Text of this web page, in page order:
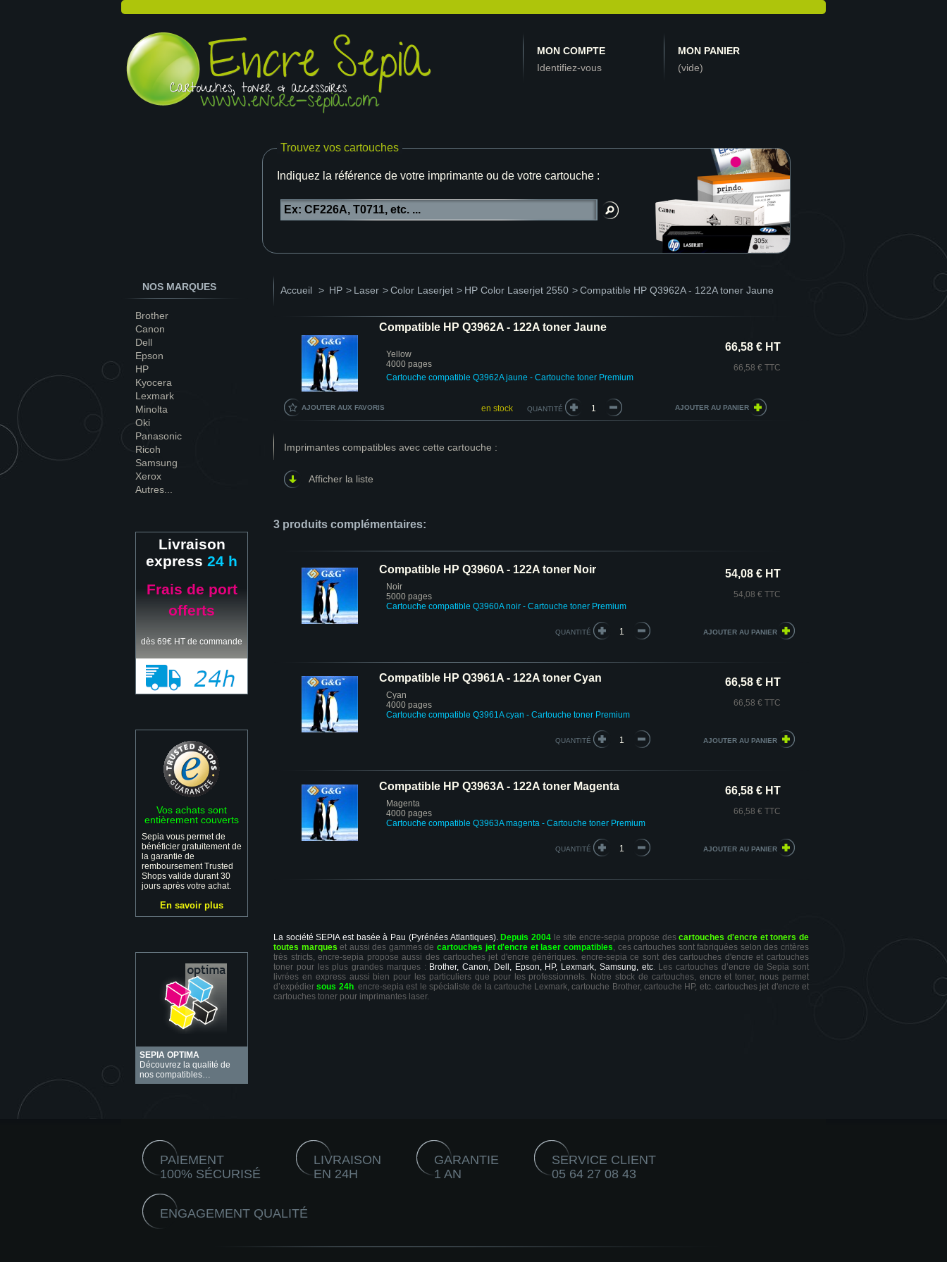
MON COMPTE
Identifiez-vous
MON PANIER
(vide)
Trouvez vos cartouches
Indiquez la référence de votre imprimante ou de votre cartouche :
NOS MARQUES
Brother
Canon
Dell
Epson
HP
Kyocera
Lexmark
Minolta
Oki
Panasonic
Ricoh
Samsung
Xerox
Autres...
Livraison
express 24 h
Frais de port
offerts
dès 69€ HT de commande
Vos achats sont
entièrement couverts
Sepia vous permet de
bénéficier gratuitement de
la garantie de
remboursement Trusted
Shops valide durant 30
jours après votre achat.
En savoir plus
SEPIA OPTIMA
Découvrez la qualité de
nos compatibles…
Accueil > HP > Laser >Color Laserjet > HP Color Laserjet 2550 >Compatible HP Q3962A - 122A toner Jaune
Compatible HP Q3962A - 122A toner Jaune
Yellow
4000 pages
Cartouche compatible Q3962A jaune - Cartouche toner Premium
66,58 € HT
66,58 € TTC
AJOUTER AUX FAVORIS en stock QUANTITÉ
Imprimantes compatibles avec cette cartouche :
Afficher la liste
3 produits complémentaires:
Compatible HP Q3960A - 122A toner Noir
Noir
5000 pages
Cartouche compatible Q3960A noir - Cartouche toner Premium
54,08 € HT
54,08 € TTC
QUANTITÉ
Compatible HP Q3961A - 122A toner Cyan
Cyan
4000 pages
Cartouche compatible Q3961A cyan - Cartouche toner Premium
66,58 € HT
66,58 € TTC
QUANTITÉ
Compatible HP Q3963A - 122A toner Magenta
Magenta
4000 pages
Cartouche compatible Q3963A magenta - Cartouche toner Premium
66,58 € HT
66,58 € TTC
QUANTITÉ
La société SEPIA est basée à Pau (Pyrénées Atlantiques). Depuis 2004 le site encre-sepia propose descartouches d'encre et toners de
toutes marques et aussi des gammes decartouches jet d'encre et laser compatibles, ces cartouches sont fabriquées selon des critères
très stricts, encre-sepia propose aussi des cartouches jet d'encre génériques. encre-sepia ce sont des cartouches d'encre et cartouches
toner pour les plus grandes marques : Brother, Canon, Dell, Epson, HP, Lexmark, Samsung, etc. Les cartouches d’encre de Sepia sont
livrées en express aussi bien pour les particuliers que pour les professionnels. Notre stock de cartouches, encre et toner, nous permet
d’expédiersous 24h. encre-sepia est le spécialiste de la cartouche Lexmark, cartouche Brother, cartouche HP, etc. cartouches jet d'encre et
cartouches toner pour imprimantes laser.
PAIEMENT
100% SÉCURISÉ
LIVRAISON
EN 24H
GARANTIE
1 AN
SERVICE CLIENT
05 64 27 08 43
ENGAGEMENT QUALITÉ